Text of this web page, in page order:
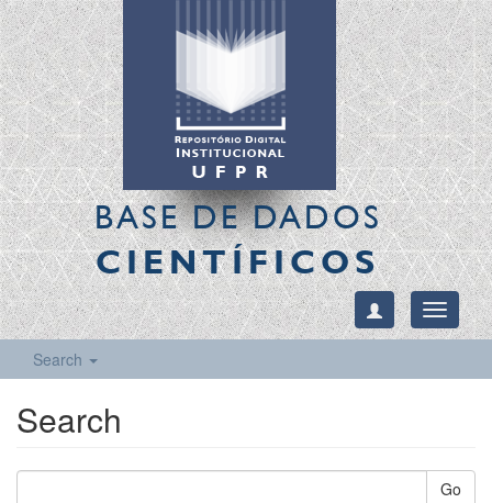
BASE DE DADOS
CIENTÍFICOS
Toggle
Search
Search
Go